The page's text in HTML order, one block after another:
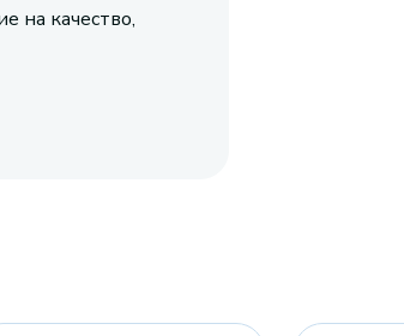
на качество,